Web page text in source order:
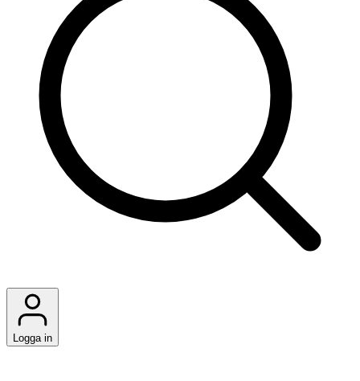
Logga in